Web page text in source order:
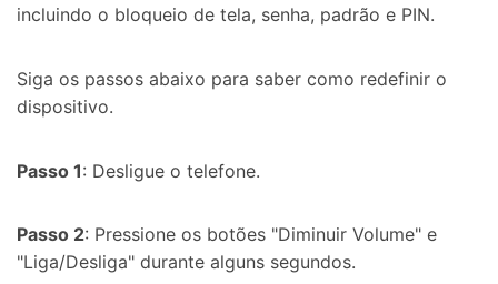
incluindo o bloqueio de tela, senha, padrão e PIN.
Siga os passos abaixo para saber como redefinir o
dispositivo.
Passo 1: Desligue o telefone.
Passo 2: Pressione os botões "Diminuir Volume" e
"Liga/Desliga" durante alguns segundos.